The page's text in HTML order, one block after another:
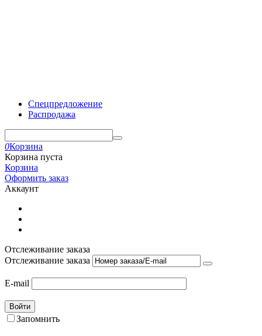
Спецпредложение
Распродажа
0Корзина
Корзина пуста
Корзина
Оформить заказ
Аккаунт
Отслеживание заказа
Отслеживание заказа
E-mail
Войти
Запомнить